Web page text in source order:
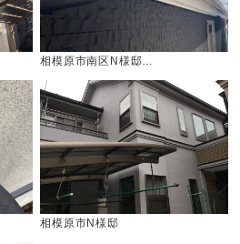
相模原市南区N様邸…
相模原市N様邸